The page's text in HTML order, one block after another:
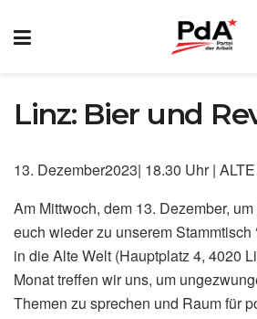
Linz: Bier und
13. Dezember2023| 18.30 Uhr |
Am Mittwoch, dem 13. Dezember,
euch wieder zu unserem Stammtisch
in die Alte Welt (Hauptplatz 4, 4020
Monat treffen wir uns, um
Themen zu sprechen und Raum für